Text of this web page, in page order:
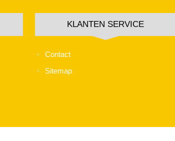
KLANTEN SERVICE
Contact
Sitemap